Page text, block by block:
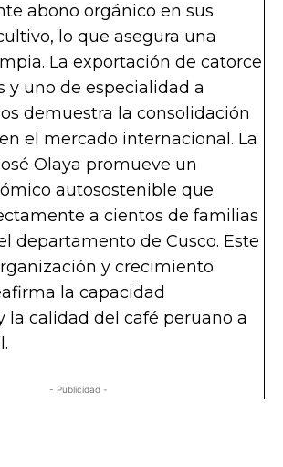
abono orgánico en sus
lo que asegura una
La exportación de catorce
y uno de especialidad a
demuestra la consolidación
el mercado internacional. La
Olaya promueve un
autosostenible que
a cientos de familias
departamento de Cusco. Este
y crecimiento
la capacidad
la calidad del café peruano a
- Publicidad -